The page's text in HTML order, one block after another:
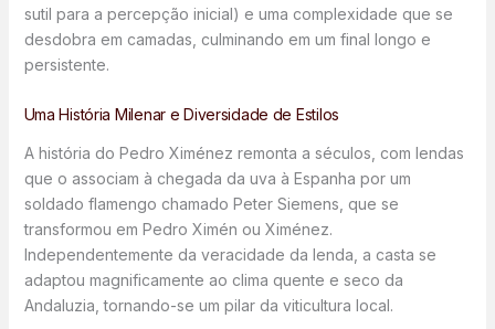
sutil para a percepção inicial) e uma complexidade que se
desdobra em camadas, culminando em um final longo e
persistente.
Uma História Milenar e Diversidade de Estilos
A história do Pedro Ximénez remonta a séculos, com lendas
que o associam à chegada da uva à Espanha por um
soldado flamengo chamado Peter Siemens, que se
transformou em Pedro Ximén ou Ximénez.
Independentemente da veracidade da lenda, a casta se
adaptou magnificamente ao clima quente e seco da
Andaluzia, tornando-se um pilar da viticultura local.